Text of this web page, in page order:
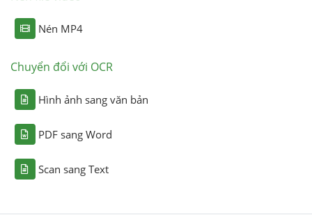
Nén MP4
Chuyển đổi với OCR
Hình ảnh sang văn bản
PDF sang Word
Scan sang Text